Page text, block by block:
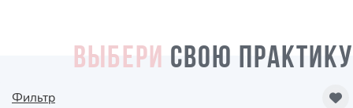
ВЫБЕРИ СВОЮ ПРАКТИКУ
Фильтр